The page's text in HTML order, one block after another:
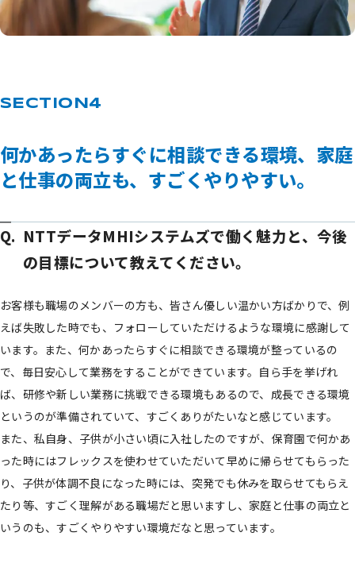
何かあったらすぐに相談できる環境、家庭
と仕事の両立も、すごくやりやすい。
NTTデータMHIシステムズで働く魅力と、今後
の目標について教えてください。
お客様も職場のメンバーの方も、皆さん優しい温かい方ばかりで、例
えば失敗した時でも、フォローしていただけるような環境に感謝して
います。また、何かあったらすぐに相談できる環境が整っているの
で、毎日安心して業務をすることができています。自ら手を挙げれ
ば、研修や新しい業務に挑戦できる環境もあるので、成長できる環境
というのが準備されていて、すごくありがたいなと感じています。
また、私自身、子供が小さい頃に入社したのですが、保育園で何かあ
った時にはフレックスを使わせていただいて早めに帰らせてもらった
り、子供が体調不良になった時には、突発でも休みを取らせてもらえ
たり等、すごく理解がある職場だと思いますし、家庭と仕事の両立と
いうのも、すごくやりやすい環境だなと思っています。